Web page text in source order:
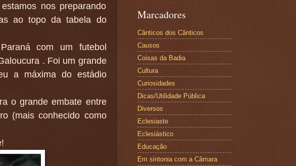
nos preparando
ao topo da tabela do
com um futebol
. Foi um grande
a máxima do estádio
o grande embate entre
(mais conhecido como
Marcadores
Cânticos dos Cânticos
Causos
Coisas da Badia
Cultura
Curiosidades
Dicas/Utilidade Pública
Diversos
Eclesiaste
Eclesiástico
Educação
Em sintonia com a Câmara